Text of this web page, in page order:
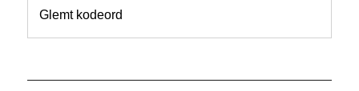
Glemt kodeord